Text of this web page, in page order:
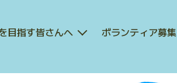
目指す皆さんへ ボランティア募集